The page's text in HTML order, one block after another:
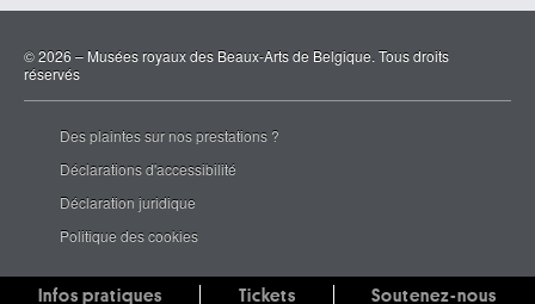
© 2026 – Musées royaux des Beaux-Arts de Belgique. Tous droits
réservés
Des plaintes sur nos prestations ?
Déclarations d'accessibilité
Déclaration juridique
Politique des cookies
Infos pratiques Tickets Soutenez-nous